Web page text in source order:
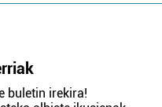
buletin irekira!